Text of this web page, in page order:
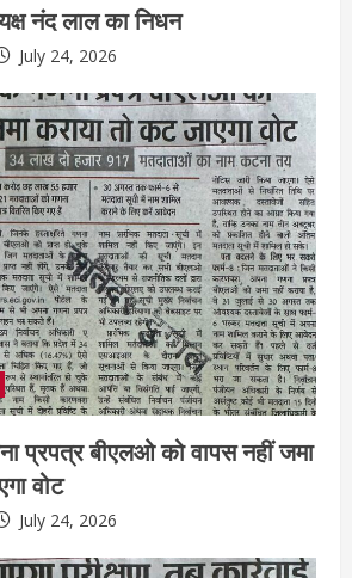
नंद लाल का निधन
July 24, 2026
प्रपत्र बीएलओ को वापस नहीं जमा
वोट
July 24, 2026